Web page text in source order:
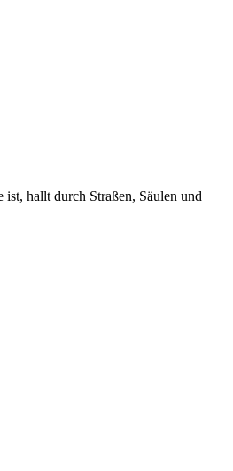
hallt durch Straßen, Säulen und